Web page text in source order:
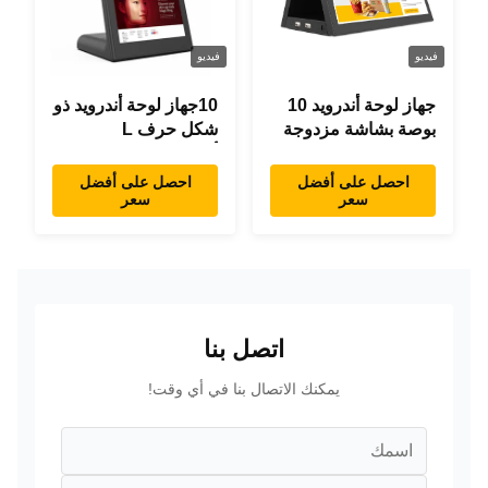
فيديو
جهاز لوحة أندرويد 10
بوصة بشاشة مزدوجة
POE إعلانات جهاز
كمبيوتر لوحي
احصل على أفضل
سعر
فيديو
10جهاز لوحة أندرويد ذو
شكل حرف L
جهاز لوحة IPS جهاز
لوحة لمس للمطعم
احصل على أفضل
سعر
اتصل بنا
يمكنك الاتصال بنا في أي وقت!